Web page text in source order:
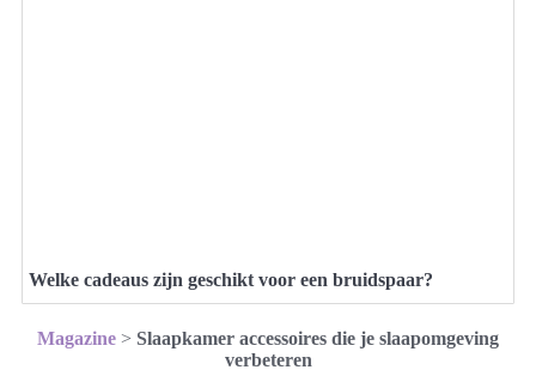
Welke cadeaus zijn geschikt voor een bruidspaar?
Magazine > Slaapkamer accessoires die je slaapomgeving
verbeteren